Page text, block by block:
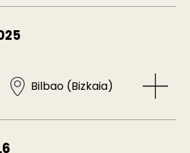
Bilbao (Bizkaia)